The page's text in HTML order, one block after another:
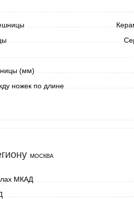
(мм)
ножек по длине
МОСКВА
МКАД